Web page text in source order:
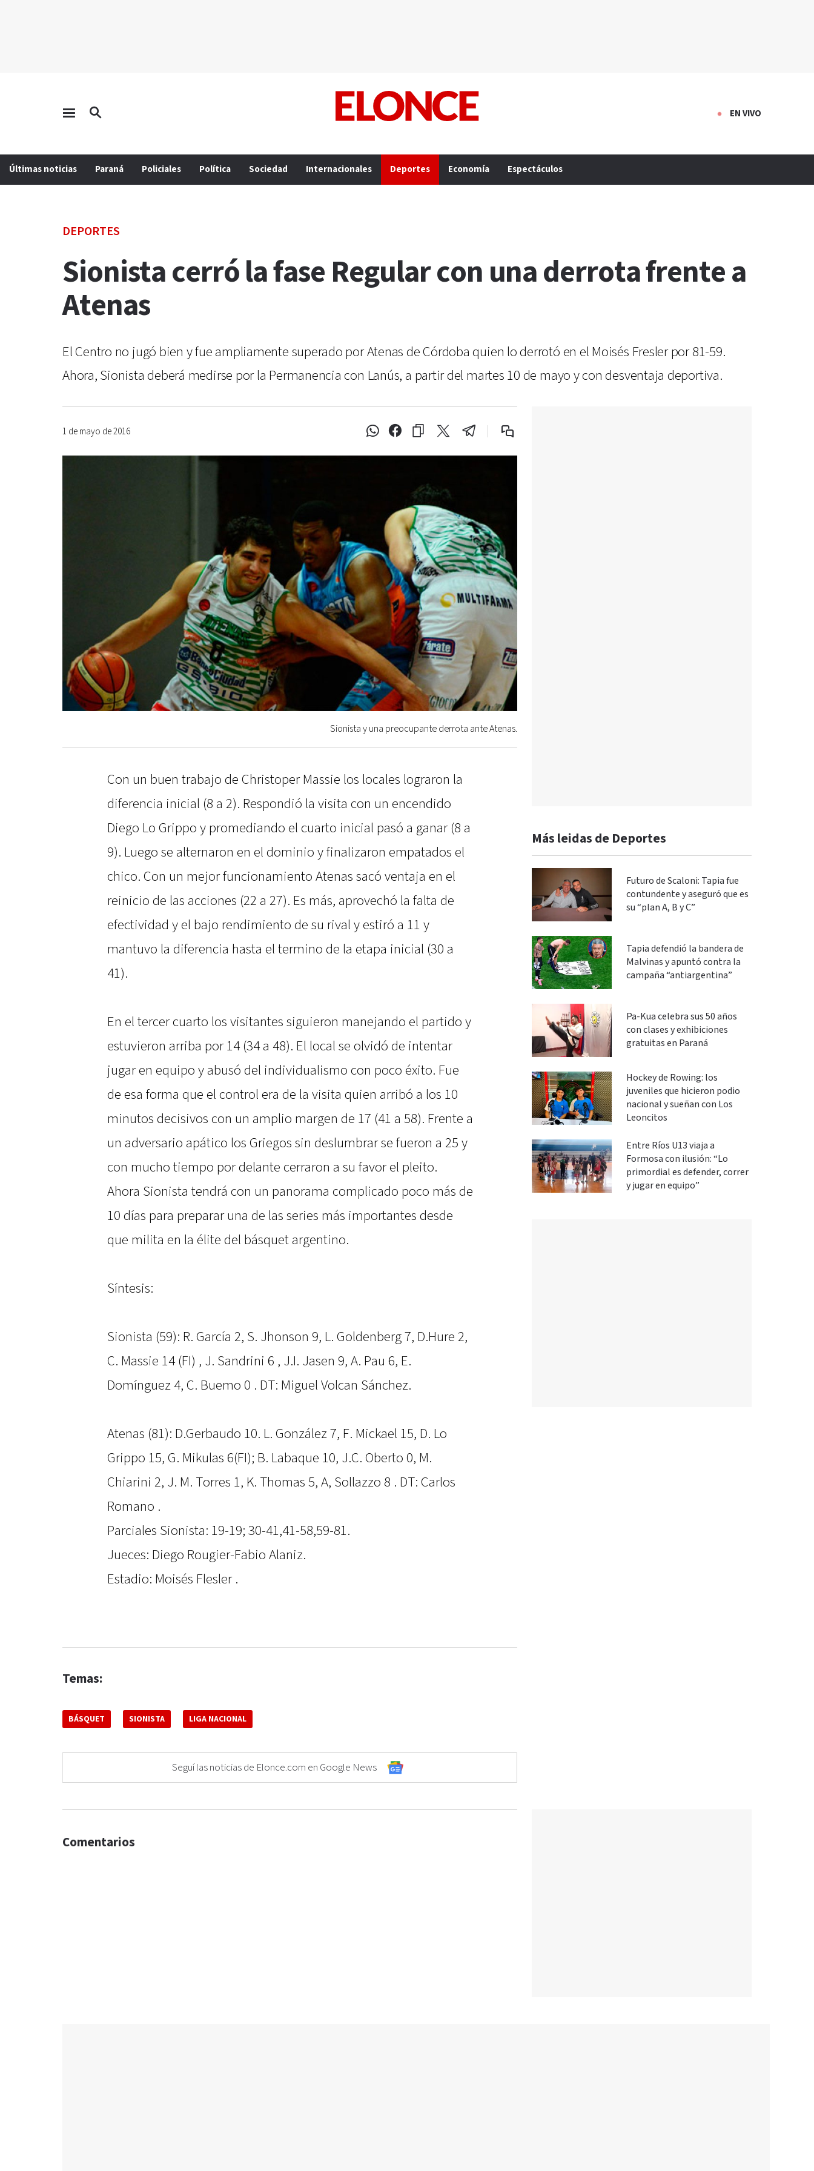
EN VIVO
Últimas noticias Paraná Policiales Política Sociedad Internacionales Deportes Economía Espectáculos
DEPORTES
Sionista cerró la fase Regular con una derrota frente a
Atenas
El Centro no jugó bien y fue ampliamente superado por Atenas de Córdoba quien lo derrotó en el Moisés Fresler por 81-59.
Ahora, Sionista deberá medirse por la Permanencia con Lanús, a partir del martes 10 de mayo y con desventaja deportiva.
1 de mayo de 2016
Sionista y una preocupante derrota ante Atenas.
Con un buen trabajo de Christoper Massie los locales lograron la
diferencia inicial (8 a 2). Respondió la visita con un encendido
Diego Lo Grippo y promediando el cuarto inicial pasó a ganar (8 a
9). Luego se alternaron en el dominio y finalizaron empatados el
chico. Con un mejor funcionamiento Atenas sacó ventaja en el
reinicio de las acciones (22 a 27). Es más, aprovechó la falta de
efectividad y el bajo rendimiento de su rival y estiró a 11 y
mantuvo la diferencia hasta el termino de la etapa inicial (30 a
41).
En el tercer cuarto los visitantes siguieron manejando el partido y
estuvieron arriba por 14 (34 a 48). El local se olvidó de intentar
jugar en equipo y abusó del individualismo con poco éxito. Fue
de esa forma que el control era de la visita quien arribó a los 10
minutos decisivos con un amplio margen de 17 (41 a 58). Frente a
un adversario apático los Griegos sin deslumbrar se fueron a 25 y
con mucho tiempo por delante cerraron a su favor el pleito.
Ahora Sionista tendrá con un panorama complicado poco más de
10 días para preparar una de las series más importantes desde
que milita en la élite del básquet argentino.
Síntesis:
Sionista (59): R. García 2, S. Jhonson 9, L. Goldenberg 7, D.Hure 2,
C. Massie 14 (FI) , J. Sandrini 6 , J.I. Jasen 9, A. Pau 6, E.
Domínguez 4, C. Buemo 0 . DT: Miguel Volcan Sánchez.
Atenas (81): D.Gerbaudo 10. L. González 7, F. Mickael 15, D. Lo
Grippo 15, G. Mikulas 6(FI); B. Labaque 10, J.C. Oberto 0, M.
Chiarini 2, J. M. Torres 1, K. Thomas 5, A, Sollazzo 8 . DT: Carlos
Romano .
Parciales Sionista: 19-19; 30-41,41-58,59-81.
Jueces: Diego Rougier-Fabio Alaniz.
Estadio: Moisés Flesler .
Temas:
BÁSQUET SIONISTA LIGA NACIONAL
Seguí las noticias de Elonce.com en Google News
Más leidas de Deportes
Futuro de Scaloni: Tapia fue
contundente y aseguró que es
su “plan A, B y C”
Tapia defendió la bandera de
Malvinas y apuntó contra la
campaña “antiargentina”
Pa-Kua celebra sus 50 años
con clases y exhibiciones
gratuitas en Paraná
Hockey de Rowing: los
juveniles que hicieron podio
nacional y sueñan con Los
Leoncitos
Entre Ríos U13 viaja a
Formosa con ilusión: “Lo
primordial es defender, correr
y jugar en equipo”
Comentarios